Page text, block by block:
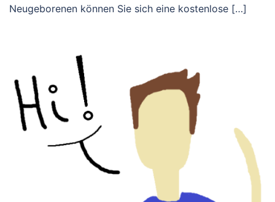
Neugeborenen können Sie sich eine kostenlose […]